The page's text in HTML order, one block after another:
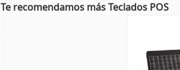
Te recomendamos más Teclados POS